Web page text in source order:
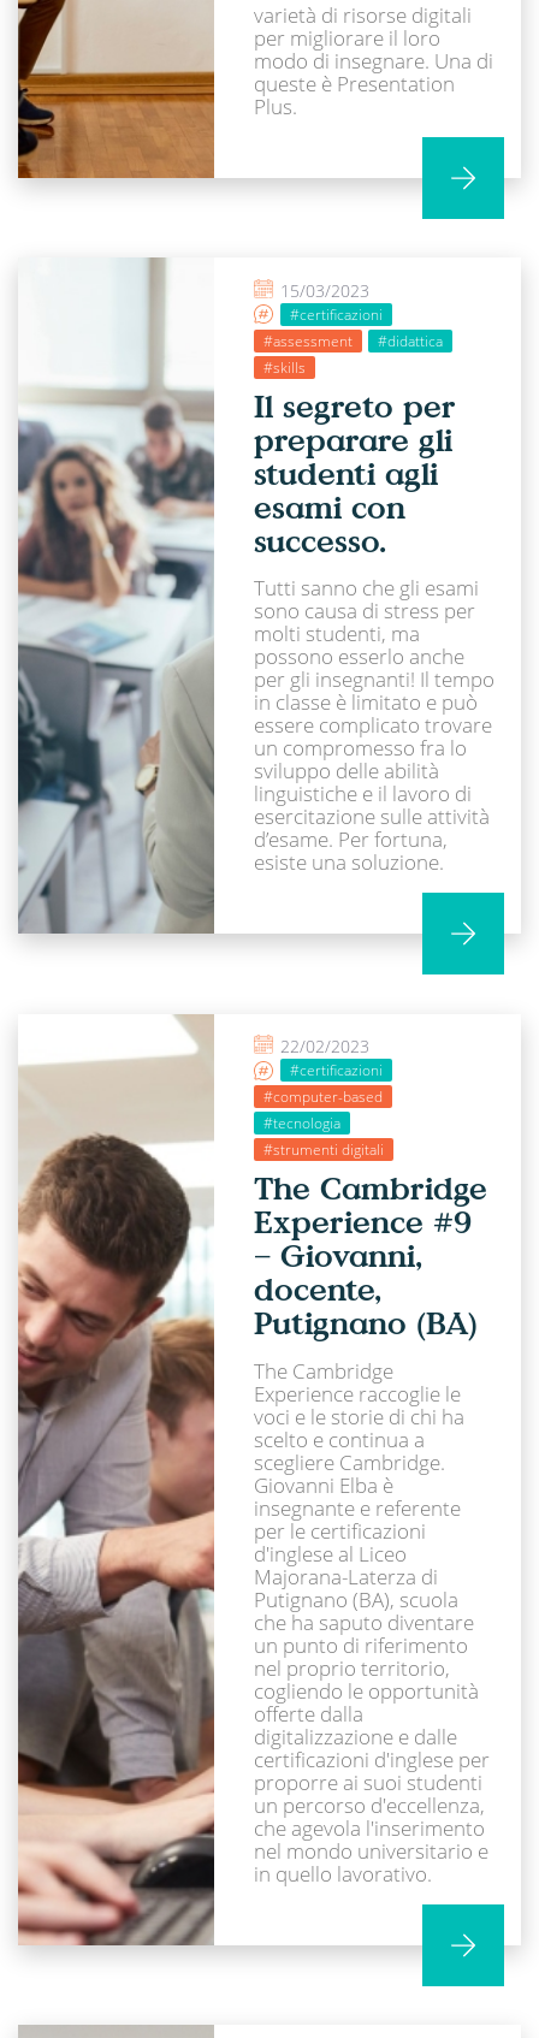
varietà di risorse digitali
per migliorare il loro
modo di insegnare. Una di
queste è Presentation
Plus.
15/03/2023
#certificazioni
#assessment
#didattica
#skills
Il segreto per
preparare gli
studenti agli
esami con
successo.
Tutti sanno che gli esami
sono causa di stress per
molti studenti, ma
possono esserlo anche
per gli insegnanti! Il tempo
in classe è limitato e può
essere complicato trovare
un compromesso fra lo
sviluppo delle abilità
linguistiche e il lavoro di
esercitazione sulle attività
d’esame. Per fortuna,
esiste una soluzione.
22/02/2023
#certificazioni
#computer-based
#tecnologia
#strumenti digitali
The Cambridge
Experience #9
– Giovanni,
docente,
Putignano (BA)
The Cambridge
Experience raccoglie le
voci e le storie di chi ha
scelto e continua a
scegliere Cambridge.
Giovanni Elba è
insegnante e referente
per le certificazioni
d'inglese al Liceo
Majorana-Laterza di
Putignano (BA), scuola
che ha saputo diventare
un punto di riferimento
nel proprio territorio,
cogliendo le opportunità
offerte dalla
digitalizzazione e dalle
certificazioni d'inglese per
proporre ai suoi studenti
un percorso d'eccellenza,
che agevola l'inserimento
nel mondo universitario e
in quello lavorativo.